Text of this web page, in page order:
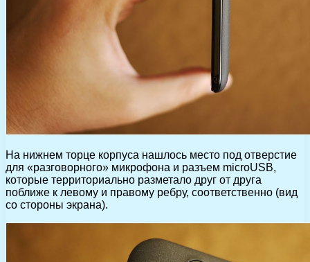
На нижнем торце корпуса нашлось место под отверстие
для «разговорного» микрофона и разъем microUSB,
которые территориально разметало друг от друга
поближе к левому и правому ребру, соответственно (вид
со стороны экрана).